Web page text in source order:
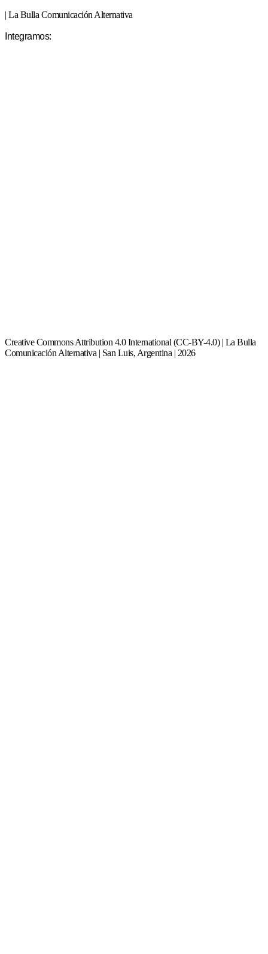
| La Bulla Comunicación Alternativa
Integramos:
Creative Commons Attribution 4.0 International (CC-BY-4.0) | La Bulla
Comunicación Alternativa | San Luis, Argentina | 2026